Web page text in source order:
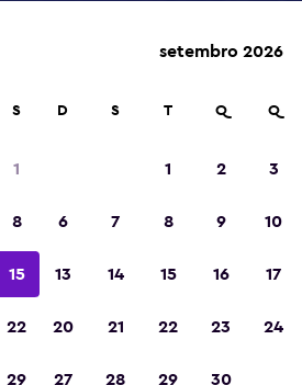
S
1
8
15
22
29
setembro 2026
D S T Q Q
1 2 3
6 7 8 9 10
13 14 15 16 17
20 21 22 23 24
27 28 29 30